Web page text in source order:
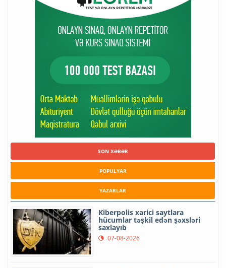
SON XƏBƏR
POPULYAR
YAZARLAR
Kiberpolis xarici saytlara
hücumlar təşkil edən şəxsləri
saxlayıb
07-08-2026